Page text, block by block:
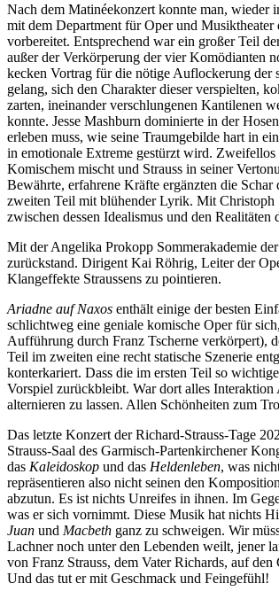
Nach dem Matinéekonzert konnte man, wieder
mit dem Department für Oper und
vorbereitet. Entsprechend war ein großer Teil
außer der Verkörperung der vier Komödianten
kecken Vortrag für die nötige Auflockerung der
gelang, sich den Charakter dieser verspielten,
zarten, ineinander verschlungenen Kantilenen
konnte. Jesse Mashburn dominierte in der
erleben muss, wie seine Traumgebilde hart in
in emotionale Extreme gestürzt wird. Zweifellos
Komischem mischt und Strauss in seiner
Bewährte, erfahrene Kräfte ergänzten die
zweiten Teil mit blühender Lyrik. Mit Christoph
zwischen dessen Idealismus und den
Mit der Angelika Prokopp Sommerakademie
zurückstand. Dirigent Kai Röhrig, Leiter der
Klangeffekte Straussens zu pointieren.
Ariadne auf Naxos enthält einige der besten
schlichtweg eine geniale komische Oper für
Aufführung durch Franz Tscherne verkörpert),
Teil im zweiten eine recht statische Szenerie
konterkariert. Dass die im ersten Teil so
Vorspiel zurückbleibt. War dort alles
alternieren zu lassen. Allen Schönheiten zum
Das letzte Konzert der Richard-Strauss-Tage
Strauss-Saal des Garmisch-Partenkirchener
das Kaleidoskop und das Heldenleben, was
repräsentieren also nicht seinen den
abzutun. Es ist nichts Unreifes in ihnen. Im
was er sich vornimmt. Diese Musik hat nichts
Juan und Macbeth ganz zu schweigen. Wir
Lachner noch unter den Lebenden weilt, jener
von Franz Strauss, dem Vater Richards, auf
Und das tut er mit Geschmack und Feingefühl!